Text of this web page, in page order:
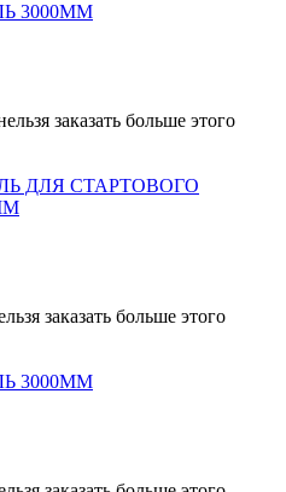
3000ММ
заказать больше этого
ДЛЯ СТАРТОВОГО
заказать больше этого
3000ММ